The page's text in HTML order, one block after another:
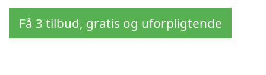
Få 3 tilbud, gratis og uforpligtende